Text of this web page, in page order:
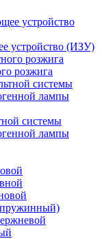
устройство (ИЗУ)
розжига
системы
лампы